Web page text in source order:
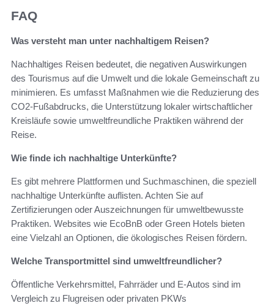
FAQ
Was versteht man unter nachhaltigem Reisen?
Nachhaltiges Reisen bedeutet, die negativen Auswirkungen
des Tourismus auf die Umwelt und die lokale Gemeinschaft zu
minimieren. Es umfasst Maßnahmen wie die Reduzierung des
CO2-Fußabdrucks, die Unterstützung lokaler wirtschaftlicher
Kreisläufe sowie umweltfreundliche Praktiken während der
Reise.
Wie finde ich nachhaltige Unterkünfte?
Es gibt mehrere Plattformen und Suchmaschinen, die speziell
nachhaltige Unterkünfte auflisten. Achten Sie auf
Zertifizierungen oder Auszeichnungen für umweltbewusste
Praktiken. Websites wie EcoBnB oder Green Hotels bieten
eine Vielzahl an Optionen, die ökologisches Reisen fördern.
Welche Transportmittel sind umweltfreundlicher?
Öffentliche Verkehrsmittel, Fahrräder und E-Autos sind im
Vergleich zu Flugreisen oder privaten PKWs